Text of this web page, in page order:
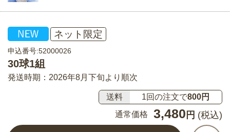
ネット限定
申込番号:52000026
30球1組
発送時期：2026年8月下旬より順次
送料 1回の注文で800円
通常価格
3,480 円 (税込)